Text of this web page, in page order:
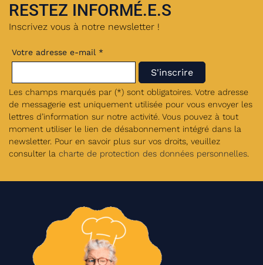
RESTEZ INFORMÉ.E.S
Inscrivez vous à notre newsletter !
Votre adresse e-mail *
Les champs marqués par (*) sont obligatoires. Votre adresse
de messagerie est uniquement utilisée pour vous envoyer les
lettres d’information sur notre activité. Vous pouvez à tout
moment utiliser le lien de désabonnement intégré dans la
newsletter. Pour en savoir plus sur vos droits, veuillez
consulter la charte de protection des données personnelles.